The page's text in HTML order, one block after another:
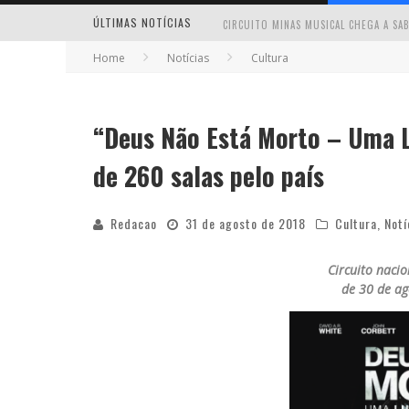
ÚLTIMAS NOTÍCIAS
MILTON GUEDES TRAZ TURNÊ
Home Notícias Cultura
“Deus Não Está Morto – Uma
de 260 salas pelo país
Redacao 31 de agosto de 2018 Cultura
Circuito
de 30 de